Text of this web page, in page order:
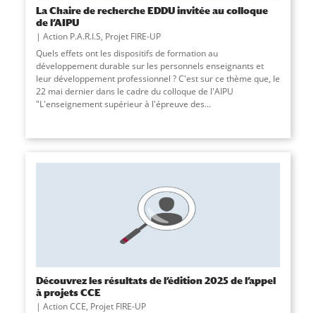
La Chaire de recherche EDDU invitée au colloque
de l’AIPU
Action P.A.R.I.S, Projet FIRE-UP
Quels effets ont les dispositifs de formation au
développement durable sur les personnels enseignants et
leur développement professionnel ? C'est sur ce thème que, le
22 mai dernier dans le cadre du colloque de l'AIPU
"L'enseignement supérieur à l'épreuve des...
Découvrez les résultats de l’édition 2025 de l’appel
à projets CCE
Action CCE, Projet FIRE-UP